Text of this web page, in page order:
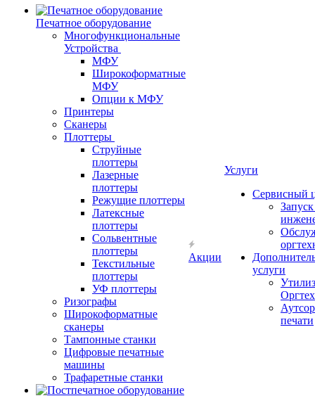
Печатное оборудование
Многофункциональные
Устройства
МФУ
Широкоформатные
МФУ
Опции к МФУ
Принтеры
Сканеры
Плоттеры
Струйные
плоттеры
Лазерные
плоттеры
Режущие плоттеры
Латексные
плоттеры
Сольвентные
плоттеры
Текстильные
плоттеры
УФ плоттеры
Ризографы
Широкоформатные
сканеры
Тампонные станки
Цифровые печатные
машины
Трафаретные станки
Акции
Услуги
Сервисный
услуги
печати